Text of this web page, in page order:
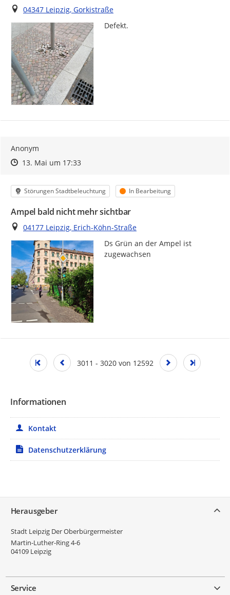
Ort
04347 Leipzig, Gorkistraße
Defekt.
Anonym
Zeitpunkt des Erstellens
Zeitpunkt des Erstellens
13. Mai um 17:33Zur Äußerung
Kategorie
Störungen Stadtbeleuchtung Status
In Bearbeitung
Ampel bald nicht mehr sichtbar
Ort
04177 Leipzig, Erich-Köhn-Straße
Ds Grün an der Ampel ist
zugewachsen
3011 - 3020 von 12592
Informationen
Kontakt
Datenschutzerklärung
Herausgeber
Stadt Leipzig Der Oberbürgermeister
Martin-Luther-Ring 4-6
04109 Leipzig
Service